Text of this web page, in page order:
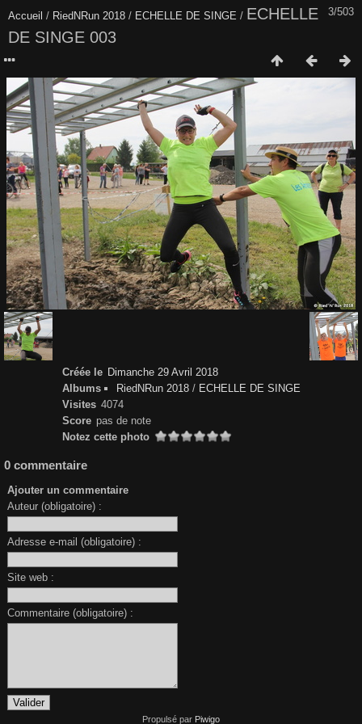
3/503
Accueil / RiedNRun 2018 / ECHELLE DE SINGE / ECHELLE
DE SINGE 003
Créée le Dimanche 29 Avril 2018
Albums
RiedNRun 2018 / ECHELLE DE SINGE
Visites 4074
Score pas de note
Notez cette photo
0 commentaire
Ajouter un commentaire
Auteur (obligatoire) :
Adresse e-mail (obligatoire) :
Site web :
Commentaire (obligatoire) :
Propulsé par Piwigo